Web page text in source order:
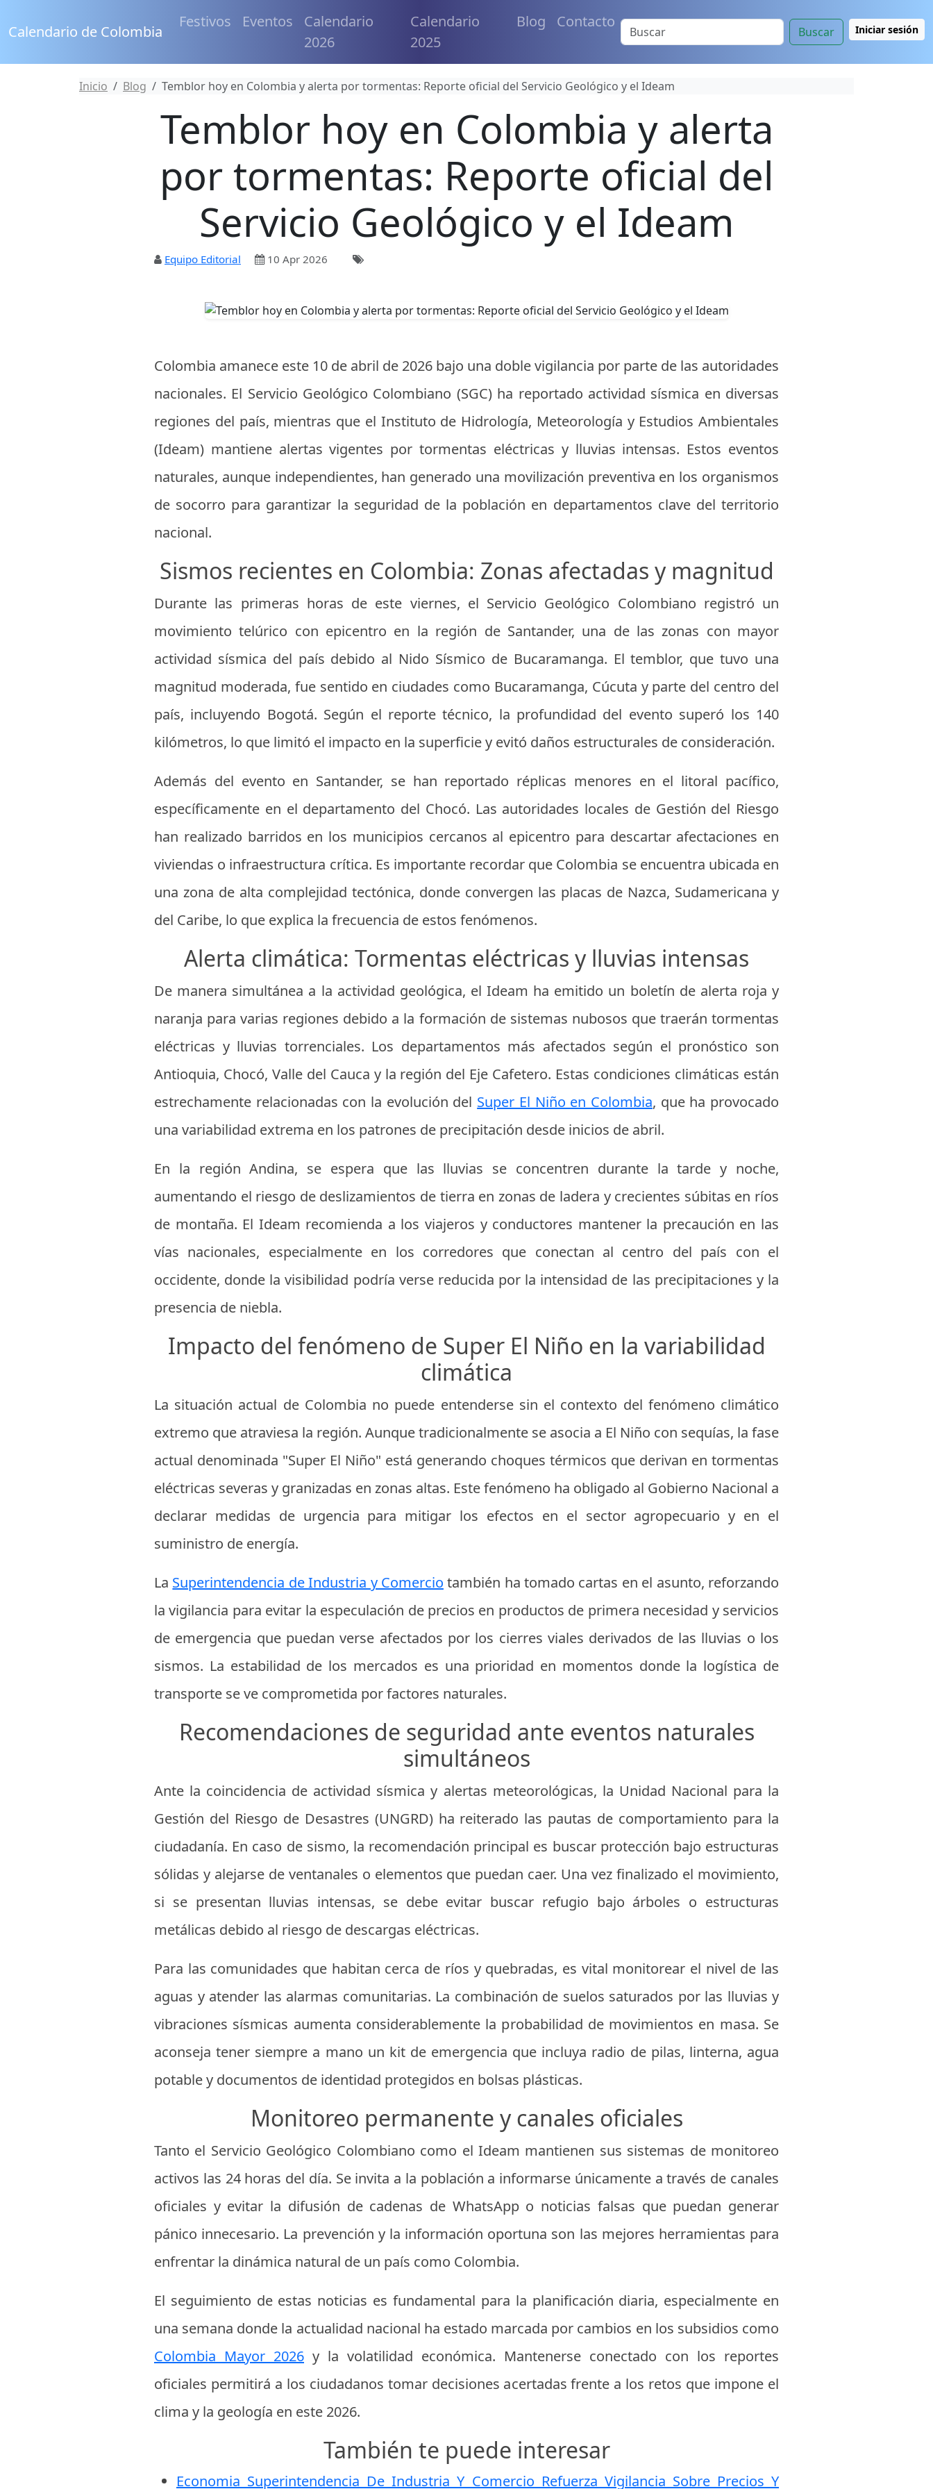
Calendario de Colombia
Festivos Eventos
Calendario
2026
Calendario
2025
Blog Contacto
Buscar Iniciar sesión
Inicio Blog Temblor hoy en Colombia y alerta por tormentas: Reporte oficial del Servicio Geológico y el Ideam
Temblor hoy en Colombia y alerta
por tormentas: Reporte oficial del
Servicio Geológico y el Ideam
Equipo Editorial 10 Apr 2026
Colombia amanece este 10 de abril de 2026 bajo una doble vigilancia por parte de las autoridades
nacionales. El Servicio Geológico Colombiano (SGC) ha reportado actividad sísmica en diversas
regiones del país, mientras que el Instituto de Hidrología, Meteorología y Estudios Ambientales
(Ideam) mantiene alertas vigentes por tormentas eléctricas y lluvias intensas. Estos eventos
naturales, aunque independientes, han generado una movilización preventiva en los organismos
de socorro para garantizar la seguridad de la población en departamentos clave del territorio
nacional.
Sismos recientes en Colombia: Zonas afectadas y magnitud
Durante las primeras horas de este viernes, el Servicio Geológico Colombiano registró un
movimiento telúrico con epicentro en la región de Santander, una de las zonas con mayor
actividad sísmica del país debido al Nido Sísmico de Bucaramanga. El temblor, que tuvo una
magnitud moderada, fue sentido en ciudades como Bucaramanga, Cúcuta y parte del centro del
país, incluyendo Bogotá. Según el reporte técnico, la profundidad del evento superó los 140
kilómetros, lo que limitó el impacto en la superficie y evitó daños estructurales de consideración.
Además del evento en Santander, se han reportado réplicas menores en el litoral pacífico,
específicamente en el departamento del Chocó. Las autoridades locales de Gestión del Riesgo
han realizado barridos en los municipios cercanos al epicentro para descartar afectaciones en
viviendas o infraestructura crítica. Es importante recordar que Colombia se encuentra ubicada en
una zona de alta complejidad tectónica, donde convergen las placas de Nazca, Sudamericana y
del Caribe, lo que explica la frecuencia de estos fenómenos.
Alerta climática: Tormentas eléctricas y lluvias intensas
De manera simultánea a la actividad geológica, el Ideam ha emitido un boletín de alerta roja y
naranja para varias regiones debido a la formación de sistemas nubosos que traerán tormentas
eléctricas y lluvias torrenciales. Los departamentos más afectados según el pronóstico son
Antioquia, Chocó, Valle del Cauca y la región del Eje Cafetero. Estas condiciones climáticas están
estrechamente relacionadas con la evolución del Super El Niño en Colombia, que ha provocado
una variabilidad extrema en los patrones de precipitación desde inicios de abril.
En la región Andina, se espera que las lluvias se concentren durante la tarde y noche,
aumentando el riesgo de deslizamientos de tierra en zonas de ladera y crecientes súbitas en ríos
de montaña. El Ideam recomienda a los viajeros y conductores mantener la precaución en las
vías nacionales, especialmente en los corredores que conectan al centro del país con el
occidente, donde la visibilidad podría verse reducida por la intensidad de las precipitaciones y la
presencia de niebla.
Impacto del fenómeno de Super El Niño en la variabilidad
climática
La situación actual de Colombia no puede entenderse sin el contexto del fenómeno climático
extremo que atraviesa la región. Aunque tradicionalmente se asocia a El Niño con sequías, la fase
actual denominada "Super El Niño" está generando choques térmicos que derivan en tormentas
eléctricas severas y granizadas en zonas altas. Este fenómeno ha obligado al Gobierno Nacional a
declarar medidas de urgencia para mitigar los efectos en el sector agropecuario y en el
suministro de energía.
La Superintendencia de Industria y Comercio también ha tomado cartas en el asunto, reforzando
la vigilancia para evitar la especulación de precios en productos de primera necesidad y servicios
de emergencia que puedan verse afectados por los cierres viales derivados de las lluvias o los
sismos. La estabilidad de los mercados es una prioridad en momentos donde la logística de
transporte se ve comprometida por factores naturales.
Recomendaciones de seguridad ante eventos naturales
simultáneos
Ante la coincidencia de actividad sísmica y alertas meteorológicas, la Unidad Nacional para la
Gestión del Riesgo de Desastres (UNGRD) ha reiterado las pautas de comportamiento para la
ciudadanía. En caso de sismo, la recomendación principal es buscar protección bajo estructuras
sólidas y alejarse de ventanales o elementos que puedan caer. Una vez finalizado el movimiento,
si se presentan lluvias intensas, se debe evitar buscar refugio bajo árboles o estructuras
metálicas debido al riesgo de descargas eléctricas.
Para las comunidades que habitan cerca de ríos y quebradas, es vital monitorear el nivel de las
aguas y atender las alarmas comunitarias. La combinación de suelos saturados por las lluvias y
vibraciones sísmicas aumenta considerablemente la probabilidad de movimientos en masa. Se
aconseja tener siempre a mano un kit de emergencia que incluya radio de pilas, linterna, agua
potable y documentos de identidad protegidos en bolsas plásticas.
Monitoreo permanente y canales oficiales
Tanto el Servicio Geológico Colombiano como el Ideam mantienen sus sistemas de monitoreo
activos las 24 horas del día. Se invita a la población a informarse únicamente a través de canales
oficiales y evitar la difusión de cadenas de WhatsApp o noticias falsas que puedan generar
pánico innecesario. La prevención y la información oportuna son las mejores herramientas para
enfrentar la dinámica natural de un país como Colombia.
El seguimiento de estas noticias es fundamental para la planificación diaria, especialmente en
una semana donde la actualidad nacional ha estado marcada por cambios en los subsidios como
Colombia Mayor 2026 y la volatilidad económica. Mantenerse conectado con los reportes
oficiales permitirá a los ciudadanos tomar decisiones acertadas frente a los retos que impone el
clima y la geología en este 2026.
También te puede interesar
Economia Superintendencia De Industria Y Comercio Refuerza Vigilancia Sobre Precios Y